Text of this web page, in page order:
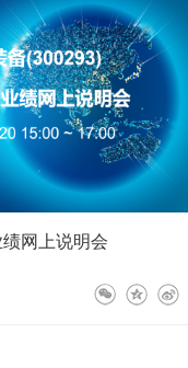
作的开发落地情况，多会
总经理、董事长郭洪涛
发展情况和市场潜力，
圈
方
及
其配
方
部
器领网上说明会